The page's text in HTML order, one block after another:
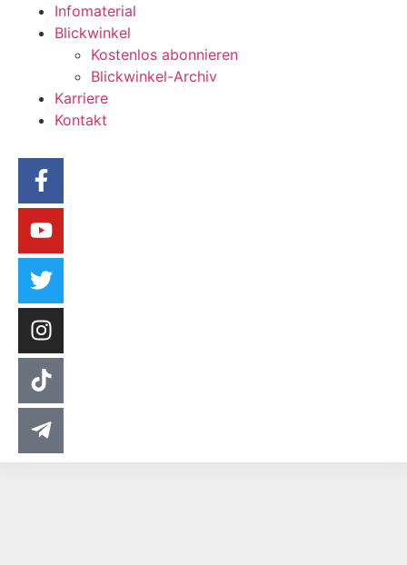
Infomaterial
Blickwinkel
Kostenlos abonnieren
Blickwinkel-Archiv
Karriere
Kontakt